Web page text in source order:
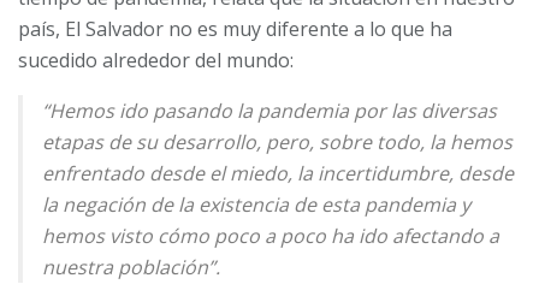
país, El Salvador no es muy diferente a lo que ha
sucedido alrededor del mundo:
“Hemos ido pasando la pandemia por las diversas
etapas de su desarrollo, pero, sobre todo, la hemos
enfrentado desde el miedo, la incertidumbre, desde
la negación de la existencia de esta pandemia y
hemos visto cómo poco a poco ha ido afectando a
nuestra población”.